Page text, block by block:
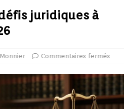
juridiques à
Commentaires fermés